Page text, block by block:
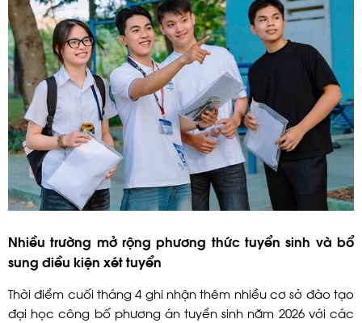
Nhiều trường mở rộng phương thức tuyển sinh và bổ
sung điều kiện xét tuyển
Thời điểm cuối tháng 4 ghi nhận thêm nhiều cơ sở đào tạo
đại học công bố phương án tuyển sinh năm 2026 với các